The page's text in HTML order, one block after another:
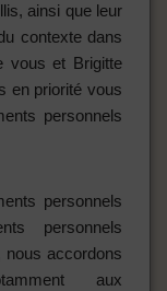
ainsi que leur
contexte dans
vous et Brigitte
en priorité vous
personnels
personnels
personnels
nous accordons
aux